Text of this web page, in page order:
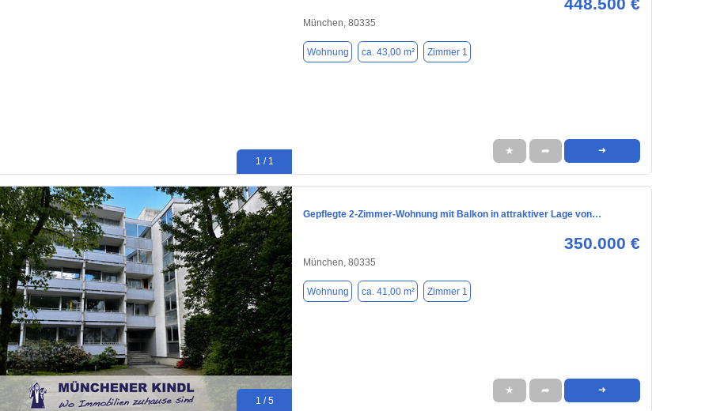
1 / 1
München, 80335
Wohnung ca. 43,00 m² Zimmer 1
★ ➦ ➜
1 / 5
Gepflegte 2-Zimmer-Wohnung mit Balkon in attraktiver Lage von…
350.000 €
München, 80335
Wohnung ca. 41,00 m² Zimmer 1
★ ➦ ➜